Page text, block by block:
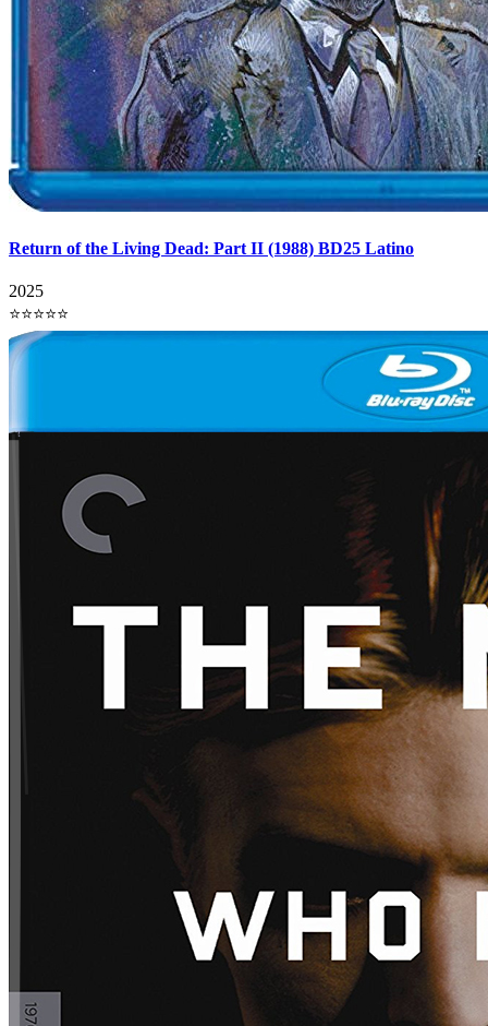
Return of the Living Dead: Part II (1988) BD25 Latino
2025
⭐⭐⭐⭐⭐